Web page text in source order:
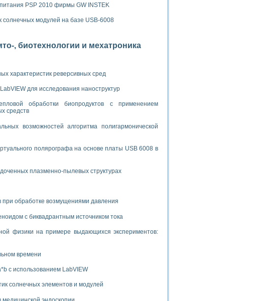
PSP 2010 фирмы GW INSTEK
солнечных модулей на базе USB-6008
, биотехнологии и мехатроника
характеристик реверсивных сред
для исследования наноструктур
обработки биопродуктов с применением
средств
возможностей алгоритма полигармонической
полярографа на основе платы USB 6008 в
плазменно-пылевых структурах
при обработке возмущениями давления
с биквадрантным источником тока
физики на примере выдающихся экспериментов:
времени
с использованием LabVIEW
солнечных элементов и модулей